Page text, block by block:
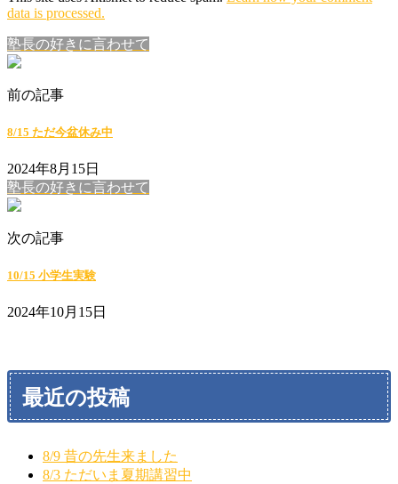
data is processed.
塾長の好きに言わせて
前の記事
8/15 ただ今盆休み中
2024年8月15日
塾長の好きに言わせて
次の記事
10/15 小学生実験
2024年10月15日
最近の投稿
8/9 昔の先生来ました
8/3 ただいま夏期講習中